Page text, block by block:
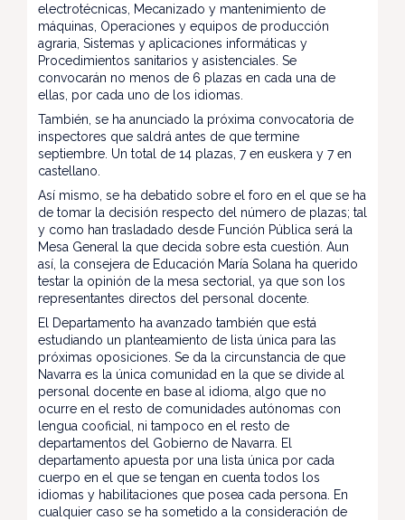
electrotécnicas, Mecanizado y mantenimiento de
máquinas, Operaciones y equipos de producción
agraria, Sistemas y aplicaciones informáticas y
Procedimientos sanitarios y asistenciales. Se
convocarán no menos de 6 plazas en cada una de
ellas, por cada uno de los idiomas.
También, se ha anunciado la próxima convocatoria de
inspectores que saldrá antes de que termine
septiembre. Un total de 14 plazas, 7 en euskera y 7 en
castellano.
Así mismo, se ha debatido sobre el foro en el que se ha
de tomar la decisión respecto del número de plazas; tal
y como han trasladado desde Función Pública será la
Mesa General la que decida sobre esta cuestión. Aun
así, la consejera de Educación María Solana ha querido
testar la opinión de la mesa sectorial, ya que son los
representantes directos del personal docente.
El Departamento ha avanzado también que está
estudiando un planteamiento de lista única para las
próximas oposiciones. Se da la circunstancia de que
Navarra es la única comunidad en la que se divide al
personal docente en base al idioma, algo que no
ocurre en el resto de comunidades autónomas con
lengua cooficial, ni tampoco en el resto de
departamentos del Gobierno de Navarra. El
departamento apuesta por una lista única por cada
cuerpo en el que se tengan en cuenta todos los
idiomas y habilitaciones que posea cada persona. En
cualquier caso se ha sometido a la consideración de